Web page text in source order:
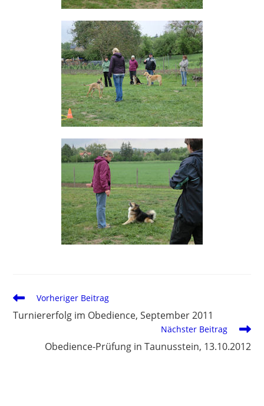
Vorheriger Beitrag
Turniererfolg im Obedience, September 2011
Nächster Beitrag
Obedience-Prüfung in Taunusstein, 13.10.2012